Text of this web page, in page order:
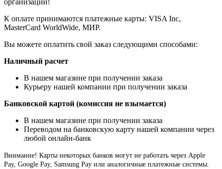
организации!
К оплате принимаются платежные карты: VISA Inc,
MasterCard WorldWide, МИР.
Вы можете оплатить свой заказ следующими способами:
Наличный расчет
В нашем магазине при получении заказа
Курьеру нашей компании при получении заказа
Банковской картой (комиссия не взымается)
В нашем магазине при получении заказа
Переводом на банковскую карту нашей компании через
любой онлайн-банк
Внимание! Карты некоторых банков могут не работать через Apple
Pay, Google Pay, Samsung Pay или аналогичные платежные системы.